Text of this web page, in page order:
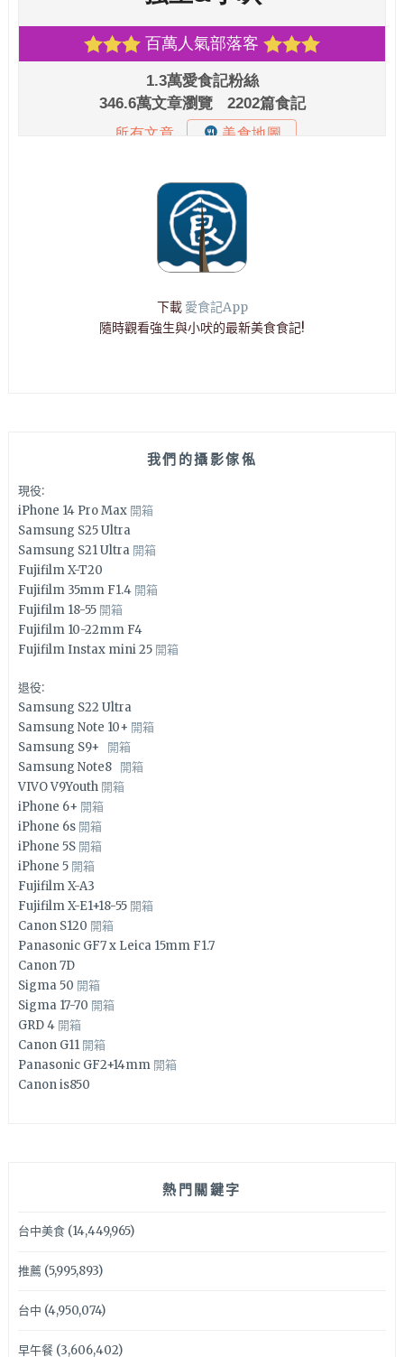
下載 愛食記App
隨時觀看強生與小吠的最新美食食記!
我們的攝影傢俬
現役:
iPhone 14 Pro Max 開箱
Samsung S25 Ultra
Samsung S21 Ultra 開箱
Fujifilm X-T20
Fujifilm 35mm F1.4 開箱
Fujifilm 18-55 開箱
Fujifilm 10-22mm F4
Fujifilm Instax mini 25 開箱
退役:
Samsung S22 Ultra
Samsung Note 10+ 開箱
Samsung S9+
開箱
Samsung Note8
開箱
VIVO V9Youth 開箱
iPhone 6+ 開箱
iPhone 6s 開箱
iPhone 5S 開箱
iPhone 5 開箱
Fujifilm X-A3
Fujifilm X-E1+18-55 開箱
Canon S120 開箱
Panasonic GF7 x Leica 15mm F1.7
Canon 7D
Sigma 50 開箱
Sigma 17-70 開箱
GRD 4 開箱
Canon G11 開箱
Panasonic GF2+14mm 開箱
Canon is850
熱門關鍵字
台中美食(14,449,965)
推薦(5,995,893)
台中 (4,950,074)
早午餐(3,606,402)